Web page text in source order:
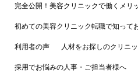
完全公開！美容クリニックで働くメリ
初めての美容クリニック転職で知って
利用者の声 人材をお探しのクリニ
採用でお悩みの人事・ご担当者様へ